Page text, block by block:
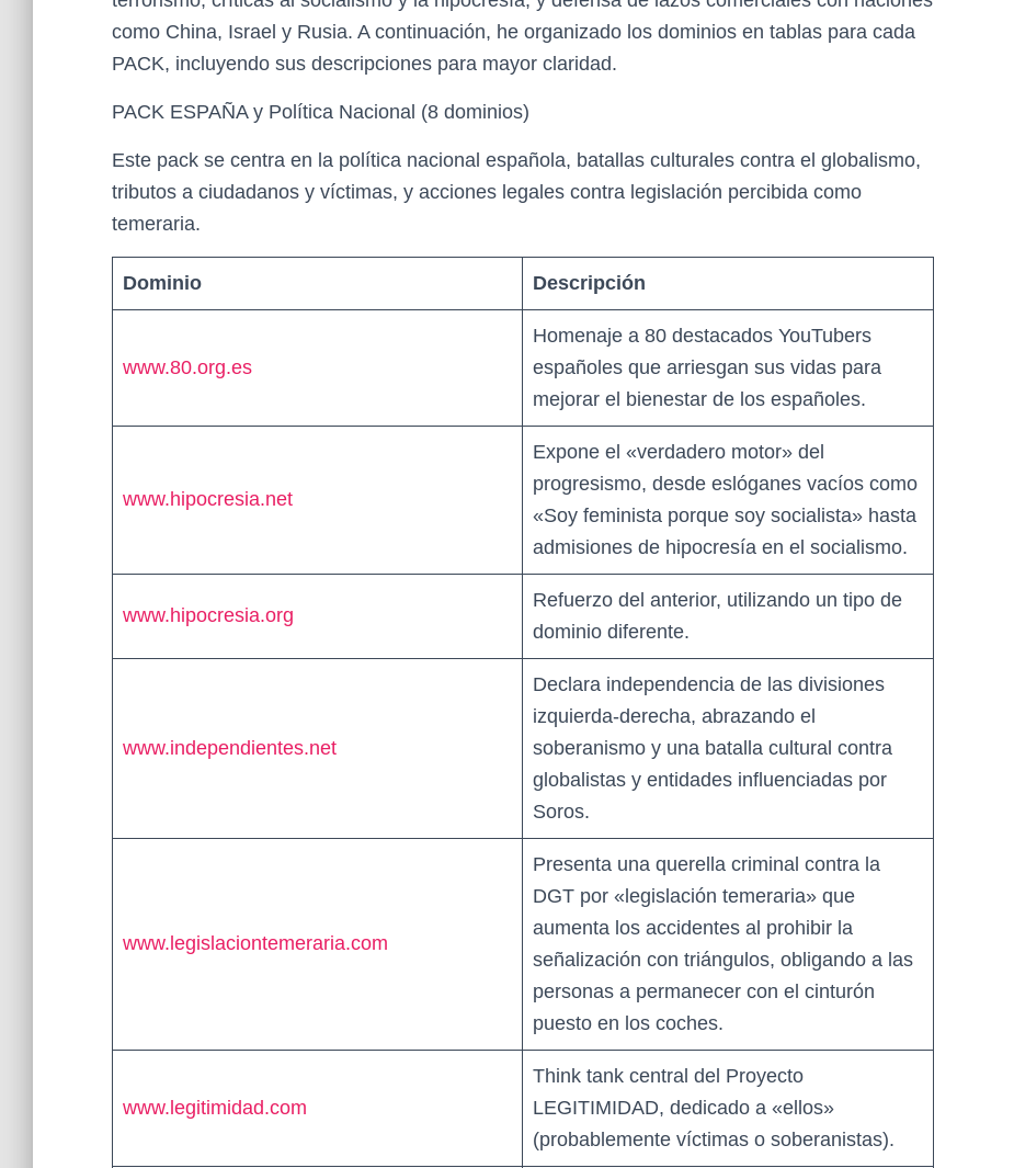
como China, Israel y Rusia. A continuación, he organizado los dominios en tablas para cada
PACK, incluyendo sus descripciones para mayor claridad.
PACK ESPAÑA y Política Nacional (8 dominios)
Este pack se centra en la política nacional española, batallas culturales contra el globalismo,
tributos a ciudadanos y víctimas, y acciones legales contra legislación percibida como
temeraria.
Dominio Descripción
www.80.org.es
Homenaje a 80 destacados YouTubers
españoles que arriesgan sus vidas para
mejorar el bienestar de los españoles.
www.hipocresia.net
Expone el «verdadero motor» del
progresismo, desde eslóganes vacíos como
«Soy feminista porque soy socialista» hasta
admisiones de hipocresía en el socialismo.
www.hipocresia.org
Refuerzo del anterior, utilizando un tipo de
dominio diferente.
www.independientes.net
Declara independencia de las divisiones
izquierda-derecha, abrazando el
soberanismo y una batalla cultural contra
globalistas y entidades influenciadas por
Soros.
www.legislaciontemeraria.com
Presenta una querella criminal contra la
DGT por «legislación temeraria» que
aumenta los accidentes al prohibir la
señalización con triángulos, obligando a las
personas a permanecer con el cinturón
puesto en los coches.
www.legitimidad.com
Think tank central del Proyecto
LEGITIMIDAD, dedicado a «ellos»
(probablemente víctimas o soberanistas).